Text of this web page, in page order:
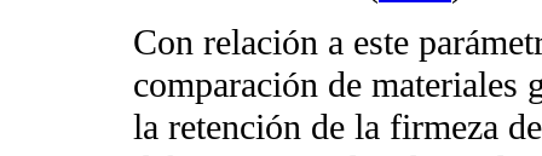
Con relación a este
comparación de materiales
la retención de la firmeza